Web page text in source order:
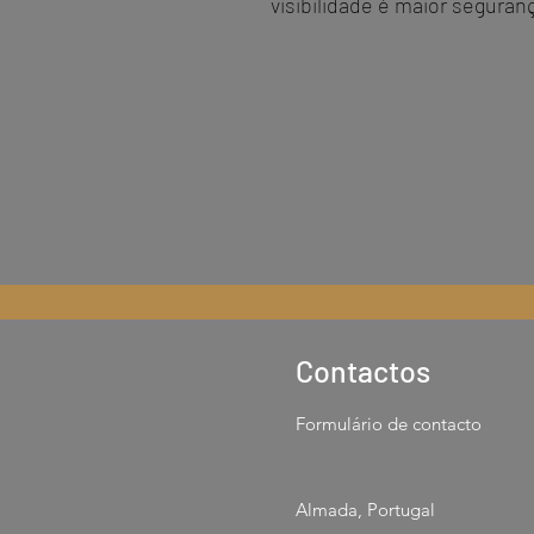
Contactos
Formulário de contacto
Almada, Portugal